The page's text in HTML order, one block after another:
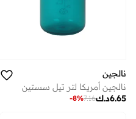
نالجين
نالجين أمريكا لتر تيل سستين
د.ك6.65
7.16
-8%